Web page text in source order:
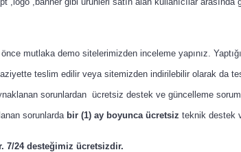
mutlaka demo sitelerimizden inceleme yapınız.
teslim edilir veya sitemizden indirilebilir olarak da
sorunlardan ücretsiz destek ve güncelleme
sorunlardabir (1) ay boyunca ücretsiz teknik destek
7/24 desteğimiz ücretsizdir.